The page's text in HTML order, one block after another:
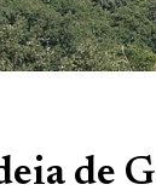
de